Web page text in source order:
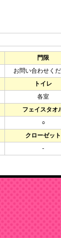
門限
お問い合わせく
トイレ
各室
フェイスタオ
○
クローゼット
-